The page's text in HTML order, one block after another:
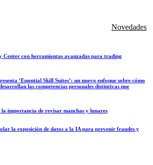
Novedades
Center con herramientas avanzadas para trading
‘Essential Skill Suites’: un nuevo enfoque sobre cómo
las competencias personales distintivas que
importancia de revisar manchas y lunares
la exposición de datos a la IA para prevenir fraudes y